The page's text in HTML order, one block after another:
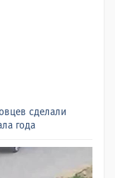
сделали
года